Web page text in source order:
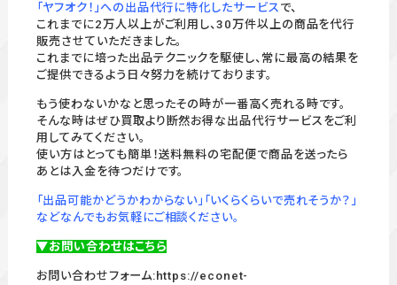
「ヤフオク！」への出品代行に特化したサービス で、
これまでに2万人以上がご利用し、30万件以上の商品を代行
販売させていただきました。
これまでに培った出品テクニックを駆使し、常に最高の結果を
ご提供できるよう日々努力を続けております。
もう使わないかなと思ったその時が一番高く売れる時です。
そんな時はぜひ買取より断然お得な出品代行サービスをご利
用してみてください。
使い方はとっても簡単！送料無料の宅配便で商品を送ったら
あとは入金を待つだけです。
「出品可能かどうかわからない」「いくらくらいで売れそうか？」
などなんでもお気軽にご相談ください。
▼お問い合わせはこちら
お問い合わせフォーム: https://econet-